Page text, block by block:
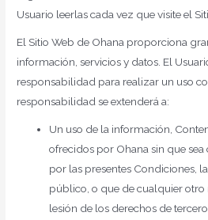
Usuario leerlas cada vez que visite el
El Sitio Web de Ohana proporciona
información, servicios y datos. El
responsabilidad para realizar un uso
responsabilidad se extenderá a:
Un uso de la información,
ofrecidos por Ohana sin que
por las presentes Condiciones,
público, o que de cualquier
lesión de los derechos de